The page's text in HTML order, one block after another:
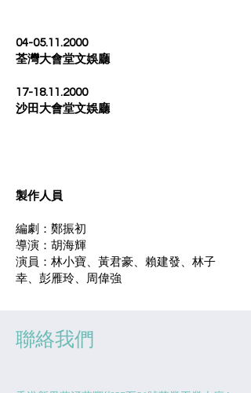
04-05.11.2000
荃灣大會堂文娛廳
17-18.11.2000
沙田大會堂文娛廳
製作人員
編劇：鄭振初
導演：胡海輝
演員：林小寶、黃君豪、賴建發、林子
幸、彭雁玲、周偉強
聯絡我們